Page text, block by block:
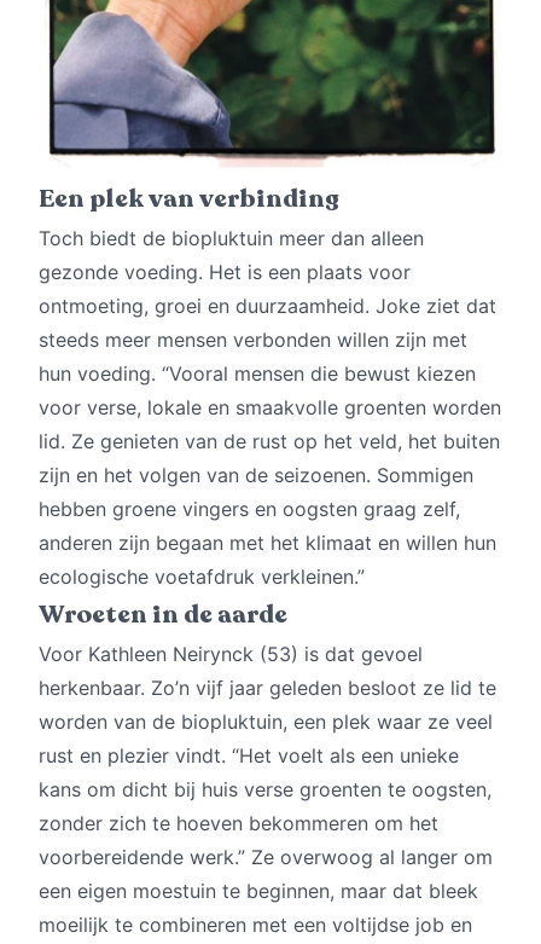
Een plek van verbinding
Toch biedt de biopluktuin meer dan alleen
gezonde voeding. Het is een plaats voor
ontmoeting, groei en duurzaamheid. Joke ziet dat
steeds meer mensen verbonden willen zijn met
hun voeding. “Vooral mensen die bewust kiezen
voor verse, lokale en smaakvolle groenten worden
lid. Ze genieten van de rust op het veld, het buiten
zijn en het volgen van de seizoenen. Sommigen
hebben groene vingers en oogsten graag zelf,
anderen zijn begaan met het klimaat en willen hun
ecologische voetafdruk verkleinen.”
Wroeten in de aarde
Voor Kathleen Neirynck (53) is dat gevoel
herkenbaar. Zo’n vijf jaar geleden besloot ze lid te
worden van de biopluktuin, een plek waar ze veel
rust en plezier vindt. “Het voelt als een unieke
kans om dicht bij huis verse groenten te oogsten,
zonder zich te hoeven bekommeren om het
voorbereidende werk.” Ze overwoog al langer om
een eigen moestuin te beginnen, maar dat bleek
moeilijk te combineren met een voltijdse job en